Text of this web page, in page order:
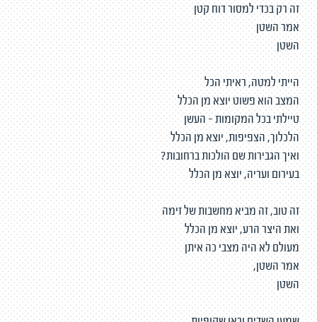
זה רק בכדי למסור דוח קטן
אמר השטן
השטן
הייתי למטה, ראיתי הכל
המצב הוא פשוט יוצא מן הכלל
טיילתי בכל המקומות - העשן
הלכלוך, הצפיפות, יוצא מן הכלל
ואיך הגבירות שם הולכות ברחובות?
בעירום ועריה, יוצא מן הכלל
זה טוב, זה מביא מחשבות של זימה
ואת היצר הרע, יוצא מן הכלל
מעולם לא היה מצבי כה איתן
אמר השטן,
השטן